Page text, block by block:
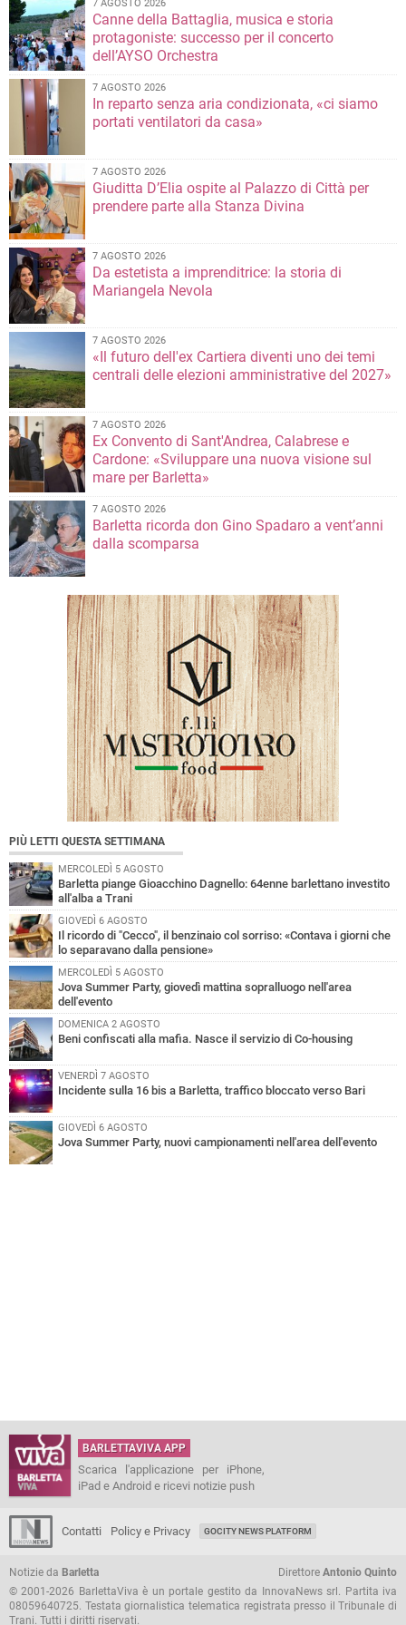
7 AGOSTO 2026
Canne della Battaglia, musica e storia
protagoniste: successo per il concerto
dell’AYSO Orchestra
7 AGOSTO 2026
In reparto senza aria condizionata, «ci siamo
portati ventilatori da casa»
7 AGOSTO 2026
Giuditta D’Elia ospite al Palazzo di Città per
prendere parte alla Stanza Divina
7 AGOSTO 2026
Da estetista a imprenditrice: la storia di
Mariangela Nevola
7 AGOSTO 2026
«Il futuro dell'ex Cartiera diventi uno dei temi
centrali delle elezioni amministrative del 2027»
7 AGOSTO 2026
Ex Convento di Sant'Andrea, Calabrese e
Cardone: «Sviluppare una nuova visione sul
mare per Barletta»
7 AGOSTO 2026
Barletta ricorda don Gino Spadaro a vent’anni
dalla scomparsa
PIÙ LETTI QUESTA SETTIMANA
MERCOLEDÌ 5 AGOSTO
Barletta piange Gioacchino Dagnello: 64enne barlettano investito
all'alba a Trani
GIOVEDÌ 6 AGOSTO
Il ricordo di "Cecco", il benzinaio col sorriso: «Contava i giorni che
lo separavano dalla pensione»
MERCOLEDÌ 5 AGOSTO
Jova Summer Party, giovedì mattina sopralluogo nell'area
dell'evento
DOMENICA 2 AGOSTO
Beni confiscati alla mafia. Nasce il servizio di Co-housing
VENERDÌ 7 AGOSTO
Incidente sulla 16 bis a Barletta, traffico bloccato verso Bari
GIOVEDÌ 6 AGOSTO
Jova Summer Party, nuovi campionamenti nell'area dell'evento
BARLETTAVIVA APP
Scarica l'applicazione per iPhone,
iPad e Android e ricevi notizie push
Contatti Policy e Privacy GOCITY NEWS PLATFORM
Notizie da Barletta Direttore Antonio Quinto
© 2001-2026 BarlettaViva è un portale gestito da InnovaNews srl. Partita iva
08059640725. Testata giornalistica telematica registrata presso il Tribunale di
Trani. Tutti i diritti riservati.